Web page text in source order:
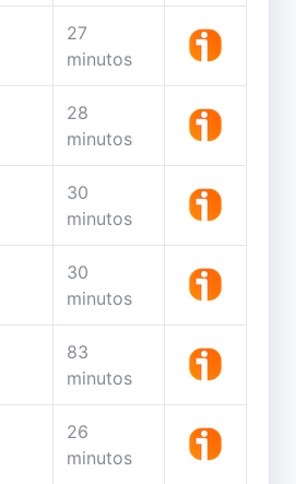
27
minutos
28
minutos
30
minutos
30
minutos
83
minutos
26
minutos